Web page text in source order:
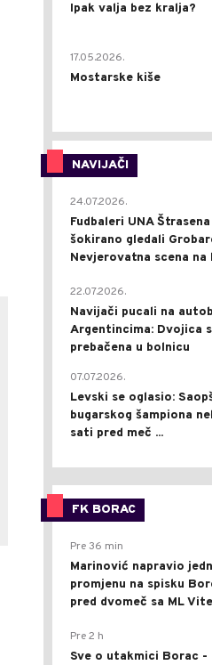
Ipak valja bez kralja?
17.05.2026.
Mostarske kiše
NAVIJAČI
24.07.2026.
Fudbaleri UNA Štrasena
šokirano gledali
Nevjerovatna scena na
22.07.2026.
Navijači pucali na
Argentincima: Dvojica
prebačena u bolnicu
07.07.2026.
Levski se oglasio:
bugarskog šampiona
sati pred meč ...
FK BORAC
Pre 36 min
Marinović napravio
promjenu na spisku
pred dvomeč sa ML
Pre 2 h
Sve o utakmici Borac -